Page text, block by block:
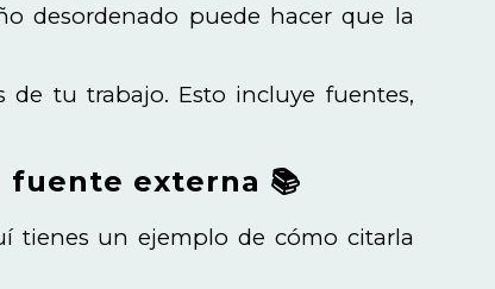
desordenado puede hacer que la
tu trabajo. Esto incluye fuentes,
fuente externa 📚
tienes un ejemplo de cómo citarla